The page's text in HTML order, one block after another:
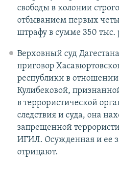
свободы в колонии
отбыванием первых
штрафу в сумме 350 тыс.
Верховный суд Дагестана
приговор
республики в
Кулибековой,
в террористической
следствия и суда, она
запрещенной
ИГИЛ. Осужденная и ее
отрицают.